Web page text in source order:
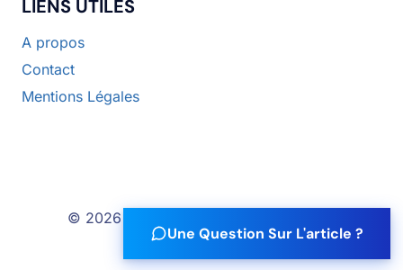
LIENS UTILES
A propos
Contact
Mentions Légales
© 2026 Re-Tailléau Conseil Stratégique
Une Question Sur L'article ?